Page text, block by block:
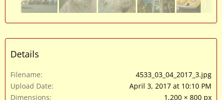
Details
Filename
4533_03_04_2017_3.jpg
Upload Date
April 3, 2017 at 10:10 PM
Dimensions
1,200 × 800 px